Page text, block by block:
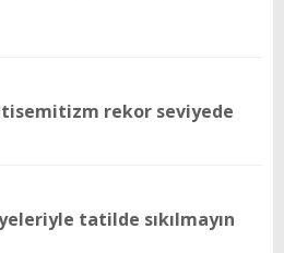
rekor seviyede
tatilde sıkılmayın